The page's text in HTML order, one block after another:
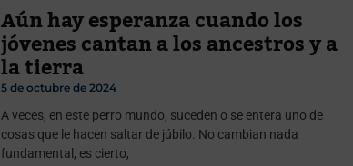
Aún hay esperanza cuando los
jóvenes cantan a los ancestros y a
la tierra
5 de octubre de 2024
A veces, en este perro mundo, suceden o se entera uno de
cosas que le hacen saltar de júbilo. No cambian nada
fundamental, es cierto,